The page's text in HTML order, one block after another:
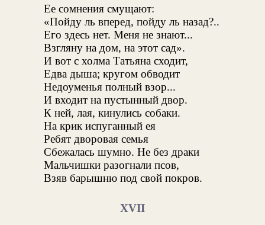
Ее сомнения смущают:
«Пойду ль вперед, пойду ль назад?..
Его здесь нет. Меня не знают...
Взгляну на дом, на этот сад».
И вот с холма Татьяна сходит,
Едва дыша; кругом обводит
Недоуменья полный взор...
И входит на пустынный двор.
К ней, лая, кинулись собаки.
На крик испуганный ея
Ребят дворовая семья
Сбежалась шумно. Не без драки
Мальчишки разогнали псов,
Взяв барышню под свой покров.
XVII